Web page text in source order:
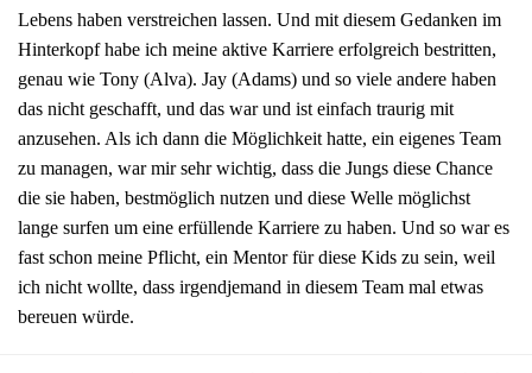
Lebens haben verstreichen lassen. Und mit diesem Gedanken im
Hinterkopf habe ich meine aktive Karriere erfolgreich bestritten,
genau wie Tony (Alva). Jay (Adams) und so viele andere haben
das nicht geschafft, und das war und ist einfach traurig mit
anzusehen. Als ich dann die Möglichkeit hatte, ein eigenes Team
zu managen, war mir sehr wichtig, dass die Jungs diese Chance
die sie haben, bestmöglich nutzen und diese Welle möglichst
lange surfen um eine erfüllende Karriere zu haben. Und so war es
fast schon meine Pflicht, ein Mentor für diese Kids zu sein, weil
ich nicht wollte, dass irgendjemand in diesem Team mal etwas
bereuen würde.